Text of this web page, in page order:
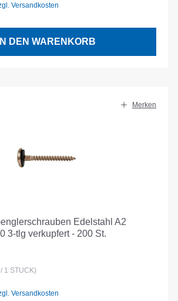
Versandkosten
IN DEN WARENKORB
Merken
Edelstahl A2
3-tlg verkupfert - 200 St.
1 STÜCK)
Versandkosten